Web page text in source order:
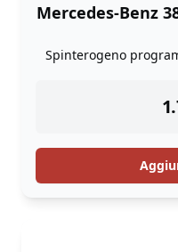
Mercedes-Benz
Spinterogeno